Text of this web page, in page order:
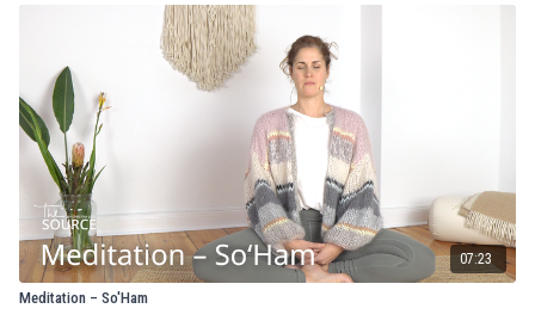
07:23
Meditation – So'Ham